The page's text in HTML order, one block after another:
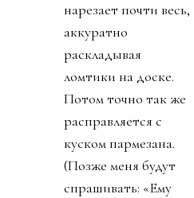
нарезает почти весь,
аккуратно
раскладывая
ломтики на доске.
Потом точно так же
расправляется с
куском пармезана.
(Позже меня будут
спрашивать: «Ему